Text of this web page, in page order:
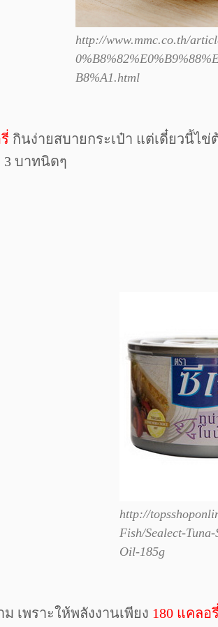
http://www.mmc.co.th/
B8%A1.html
กินง่ายสบายกระเป๋า แต่เดี๋ยวนี้ไข่
3 บาทนิดๆ
http://
Fish/Sealect-
Oil-185g
เพราะให้พลังงานเพียง 180 แคลอ